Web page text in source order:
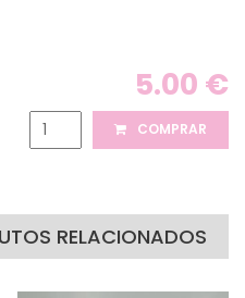
5.00 €
COMPRAR
RELACIONADOS